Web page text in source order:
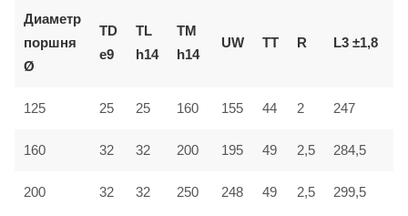
Диаметр
поршня
Ø
TD
e9
TL
h14
TM
h14
UW TT R L3 ±1,8
125 25 25 160 155 44 2 247
160 32 32 200 195 49 2,5 284,5
200 32 32 250 248 49 2,5 299,5